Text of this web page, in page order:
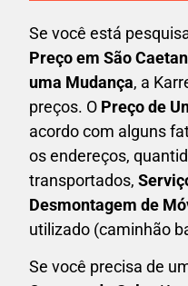
Se você está
Preço em São
uma Mudança, a
preços. O Preço de
acordo com alguns
os endereços,
transportados, S
Desmontagem de
utilizado (caminhão
Se você precisa de